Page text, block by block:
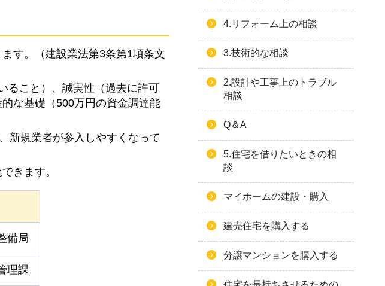
す。（建設業法第3条第1項条文
ること）、誠実性（過去に許可
な基礎（500万円の資金調達能
新規業者が参入しやすくなって
きます。
備局
理課
4.リフォーム上の相談
3.技術的な相談
2.設計や工事上のトラブル
相談
Q＆A
5.住宅を借りたいときの相
談
マイホームの建設・購入
建売住宅を購入する
分譲マンションを購入する